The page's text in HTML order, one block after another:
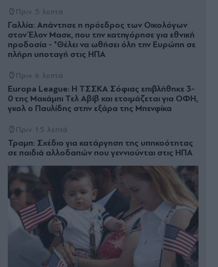
Πριν 5 λεπτά
Γαλλία: Απάντησε η πρόεδρος των Οικολόγων
στον Έλον Μασκ, που την κατηγόρησε για εθνική
προδοσία - "Θέλει να ωθήσει όλη την Ευρώπη σε
πλήρη υποταγή στις ΗΠΑ
Πριν 6 λεπτά
Europa League: Η ΤΣΣΚΑ Σόφιας επιβλήθηκε 3-
0 της Μακάμπι Τελ Αβίβ και ετοιμάζεται για ΟΦΗ,
γκολ ο Παυλίδης στην εξάρα της Μπενφίκα
Πριν 15 λεπτά
Τραμπ: Σχέδιο για κατάργηση της υπηκοότητας
σε παιδιά αλλοδαπών που γεννιούνται στις ΗΠΑ